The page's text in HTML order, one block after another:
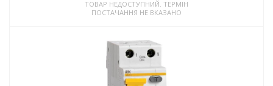
ТОВАР НЕДОСТУПНИЙ. ТЕРМІН
ПОСТАЧАННЯ НЕ ВКАЗАНО